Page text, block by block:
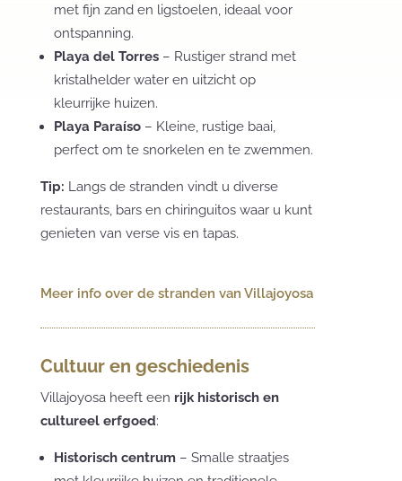
met fijn zand en ligstoelen, ideaal voor
ontspanning.
Playa del Torres– Rustiger strand met
kristalhelder water en uitzicht op
kleurrijke huizen.
Playa Paraíso– Kleine, rustige baai,
perfect om te snorkelen en te zwemmen.
Tip: Langs de stranden vindt u diverse
restaurants, bars en chiringuitos waar u kunt
genieten van verse vis en tapas.
Meer info over de stranden van Villajoyosa
Cultuur en geschiedenis
Villajoyosa heeft een rijk historisch en
cultureel erfgoed:
Historisch centrum– Smalle straatjes